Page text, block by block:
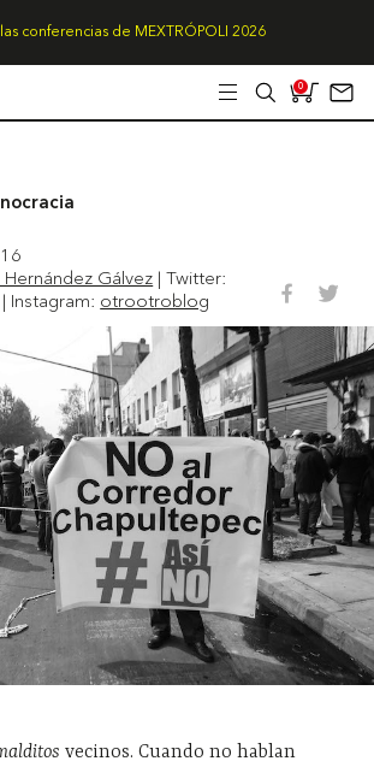
conferencias de MEXTRÓPOLI 2026
0
Gálvez | Twitter:
| Instagram: otrootroblog
vecinos. Cuando no hablan